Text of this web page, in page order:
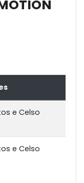
e Celso
e Celso